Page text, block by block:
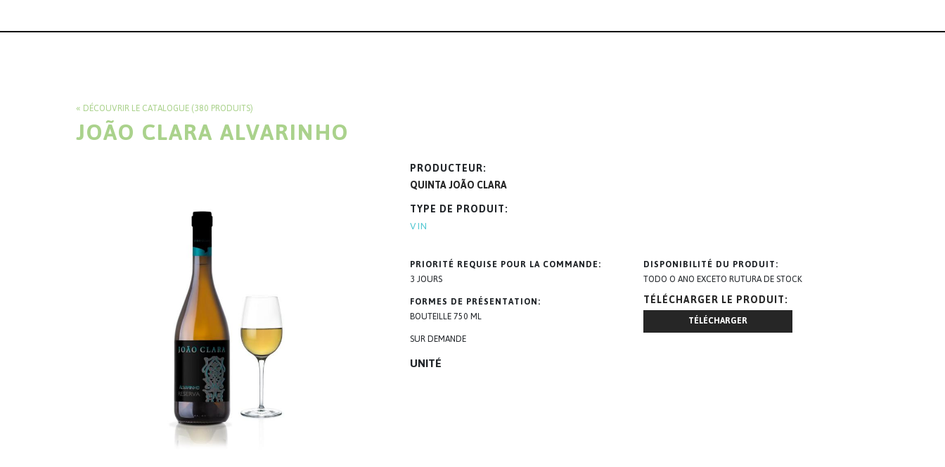
DÉCOUVRIR LE CATALOGUE (380 PRODUITS)
JOÃO CLARA ALVARINHO
PRODUCTEUR
QUINTA JOÃO CLARA
TYPE DE PRODUIT
VIN
PRIORITÉ REQUISE POUR LA COMMANDE
3 JOURS
FORMES DE PRÉSENTATION
BOUTEILLE 750 ML
SUR DEMANDE
UNITÉ
DISPONIBILITÉ DU PRODUIT
TODO O ANO EXCETO RUTURA DE STOCK
TÉLÉCHARGER LE PRODUIT
TÉLÉCHARGER